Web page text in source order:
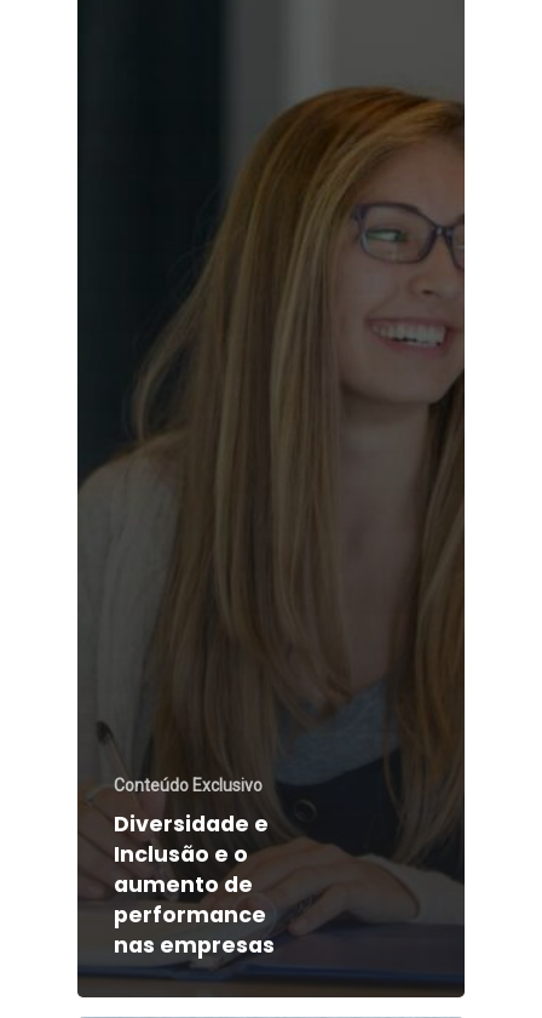
Conteúdo Exclusivo
Diversidade e
Inclusão e o
aumento de
performance
nas empresas